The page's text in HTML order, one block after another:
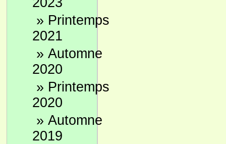
» Printemps
2021
» Automne
2020
» Printemps
2020
» Automne
2019